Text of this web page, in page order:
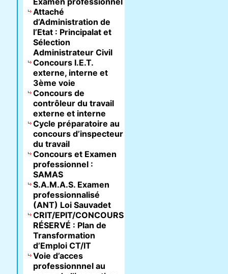
Attaché
d’Administration de
l’Etat : Principalat et
Sélection
Administrateur Civil
Concours I.E.T.
externe, interne et
3ème voie
Concours de
contrôleur du travail
externe et interne
Cycle préparatoire au
concours d’inspecteur
du travail
Concours et Examen
professionnel :
SAMAS
S.A.M.A.S. Examen
professionnalisé
(ANT) Loi Sauvadet
CRIT/EPIT/CONCOURS
RÉSERVÉ : Plan de
Transformation
d’Emploi CT/IT
Voie d’acces
professionnnel au